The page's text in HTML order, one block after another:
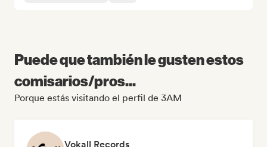
Puede que también le gusten estos
comisarios/pros...
Porque estás visitando el perfil de 3AM
Vokall Records